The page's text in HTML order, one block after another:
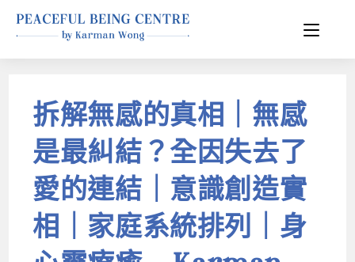
拆解無感的真相｜無感
是最糾結？全因失去了
愛的連結｜意識創造實
相｜家庭系統排列｜身